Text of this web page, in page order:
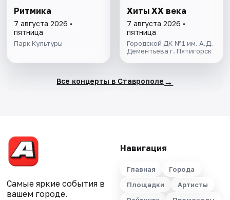
Ритмика
7 августа 2026 •
пятница
Парк Культуры
Хиты XX века
7 августа 2026 •
пятница
Городской ДК №1 им. А.Д.
Дементьева г. Пятигорск
Все концерты в Ставрополе →
Самые яркие события в
вашем городе.
Навигация
Главная
Города
Площадки
Артисты